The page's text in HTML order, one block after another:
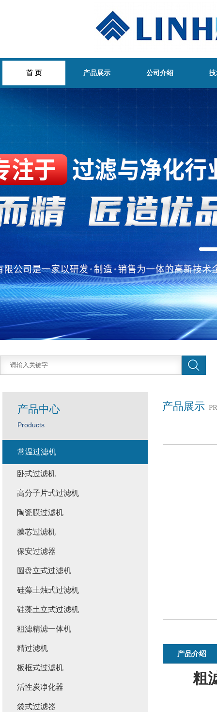
首 页 产品展示 公司介绍
产品展示
产品介绍
粗
产品中心
Products
常温过滤机
卧式过滤机
高分子片式过滤机
陶瓷膜过滤机
膜芯过滤机
保安过滤器
圆盘立式过滤机
硅藻土烛式过滤机
硅藻土立式过滤机
粗滤精滤一体机
精过滤机
板框式过滤机
活性炭净化器
袋式过滤器